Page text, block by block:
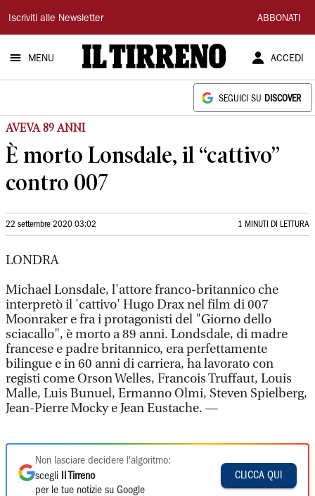
Il
Tirreno
Iscriviti alle Newsletter ABBONATI
MENU ACCEDI
SEGUICI SU DISCOVER
AVEVA 89 ANNI
È morto Lonsdale, il “cattivo”
contro 007
22 settembre 2020 03:02 1 MINUTI DI LETTURA
LONDRA
Michael Lonsdale, l'attore franco-britannico che
interpretò il 'cattivo' Hugo Drax nel film di 007
Moonraker e fra i protagonisti del "Giorno dello
sciacallo", è morto a 89 anni. Londsdale, di madre
francese e padre britannico, era perfettamente
bilingue e in 60 anni di carriera, ha lavorato con
registi come Orson Welles, Francois Truffaut, Louis
Malle, Luis Bunuel, Ermanno Olmi, Steven Spielberg,
Jean-Pierre Mocky e Jean Eustache. —
Non lasciare decidere l'algoritmo:
scegli
Il Tirreno
per le tue notizie su Google
CLICCA QUI